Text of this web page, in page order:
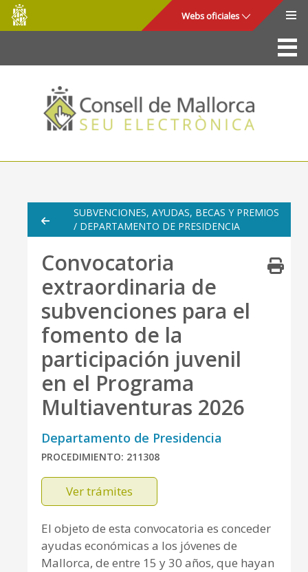
Saltar al contenido principal
Consell
de
Mallorca
Webs oficiales
La Sede
Consejo de Mallorca
Acceso y seguridad
Utilidades
Mapa web
Ayuda
SUBVENCIONES, AYUDAS, BECAS Y PREMIOS
/ DEPARTAMENTO DE PRESIDENCIA
Convocatoria
extraordinaria de
subvenciones para el
fomento de la
participación juvenil
en el Programa
Multiaventuras 2026
Departamento de Presidencia
PROCEDIMIENTO: 211308
Ver trámites
El objeto de esta convocatoria es conceder
ayudas económicas a los jóvenes de
Mallorca, de entre 15 y 30 años, que hayan